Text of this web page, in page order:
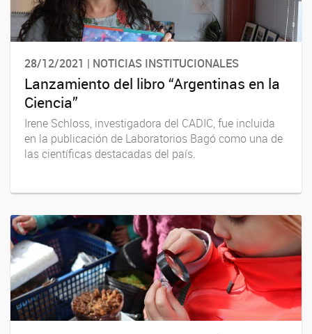
28/12/2021 | NOTICIAS INSTITUCIONALES
Lanzamiento del libro “Argentinas en la
Ciencia”
Irene Schloss, investigadora del CADIC, fue incluida
en la publicación de Laboratorios Bagó como una de
las científicas destacadas del país.